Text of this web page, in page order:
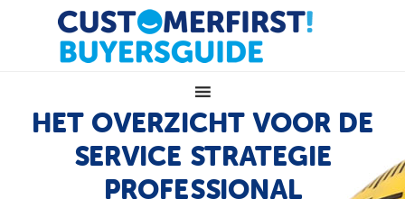
HET OVERZICHT VOOR DE
SERVICE STRATEGIE
PROFESSIONAL